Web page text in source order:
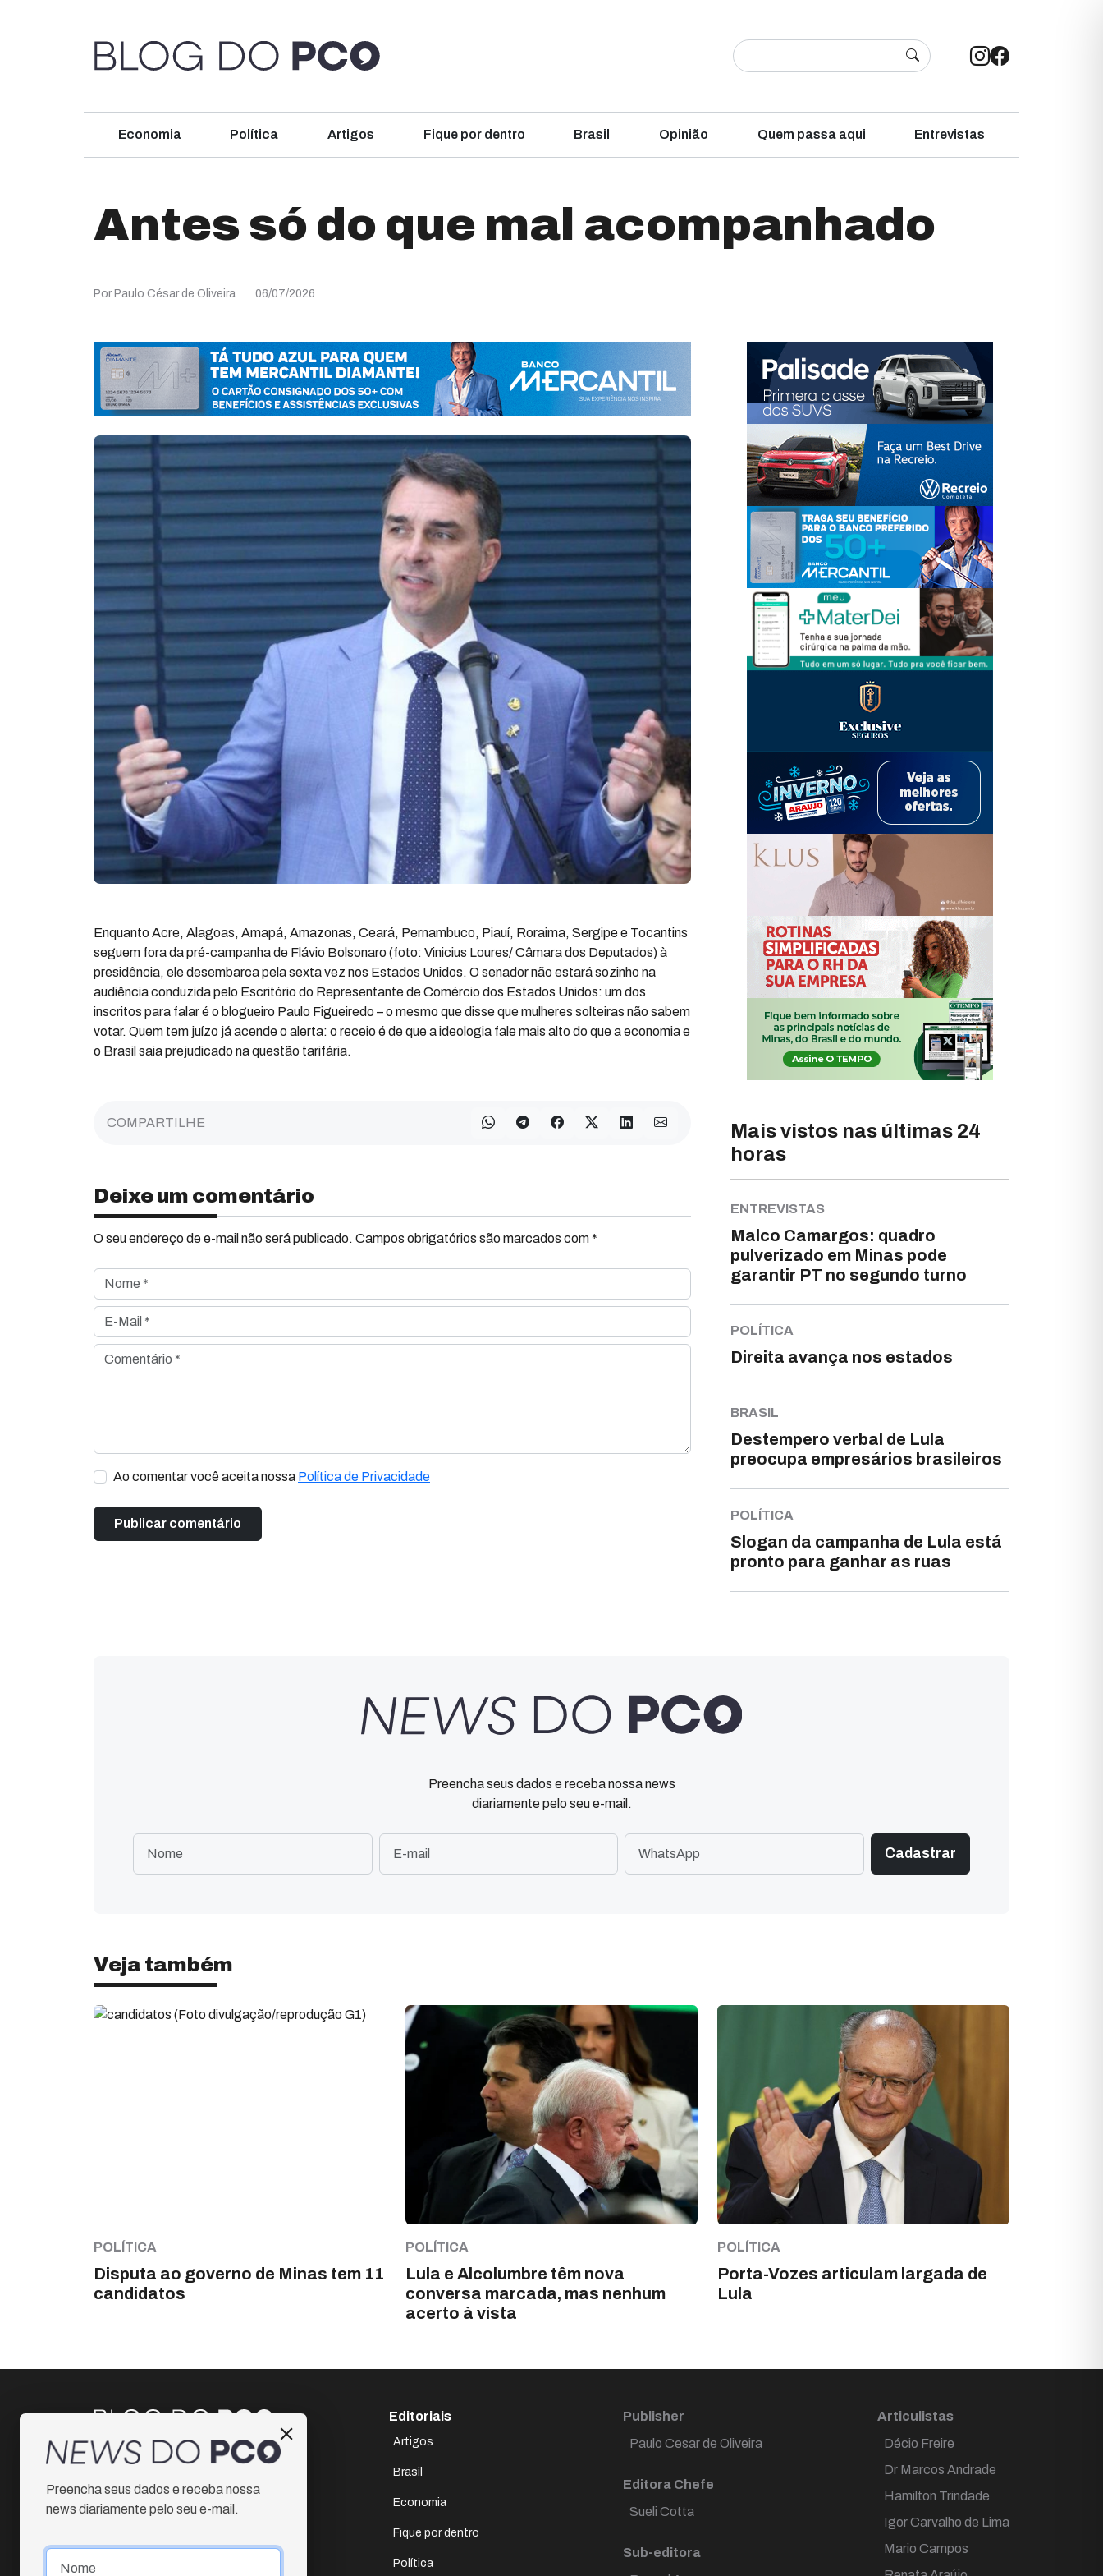
Economia Política Artigos Fique por dentro Brasil Opinião Quem passa aqui Entrevistas
Antes só do que mal acompanhado
Por Paulo César de Oliveira 06/07/2026
Enquanto Acre, Alagoas, Amapá, Amazonas, Ceará, Pernambuco, Piauí, Roraima, Sergipe e Tocantins
seguem fora da pré-campanha de Flávio Bolsonaro (foto: Vinicius Loures/ Câmara dos Deputados) à
presidência, ele desembarca pela sexta vez nos Estados Unidos. O senador não estará sozinho na
audiência conduzida pelo Escritório do Representante de Comércio dos Estados Unidos: um dos
inscritos para falar é o blogueiro Paulo Figueiredo – o mesmo que disse que mulheres solteiras não sabem
votar. Quem tem juízo já acende o alerta: o receio é de que a ideologia fale mais alto do que a economia e
o Brasil saia prejudicado na questão tarifária.
COMPARTILHE
Deixe um comentário
O seu endereço de e-mail não será publicado. Campos obrigatórios são marcados com *
Nome *
E-Mail *
Comentário *
Ao comentar você aceita nossa Política de Privacidade
Mais vistos nas últimas 24
horas
ENTREVISTAS
Malco Camargos: quadro
pulverizado em Minas pode
garantir PT no segundo turno
POLÍTICA
Direita avança nos estados
BRASIL
Destempero verbal de Lula
preocupa empresários brasileiros
POLÍTICA
Slogan da campanha de Lula está
pronto para ganhar as ruas
Preencha seus dados e receba nossa news
diariamente pelo seu e-mail.
Veja também
POLÍTICA
Disputa ao governo de Minas tem 11
candidatos
POLÍTICA
Lula e Alcolumbre têm nova
conversa marcada, mas nenhum
acerto à vista
POLÍTICA
Porta-Vozes articulam largada de
Lula
Instagram
Facebook
Editoriais
Artigos
Brasil
Economia
Fique por dentro
Política
Publisher
Paulo Cesar de Oliveira
Editora Chefe
Sueli Cotta
Sub-editora
Articulistas
Décio Freire
Dr Marcos Andrade
Hamilton Trindade
Igor Carvalho de Lima
Mario Campos
Preencha seus dados e receba nossa
news diariamente pelo seu e-mail.